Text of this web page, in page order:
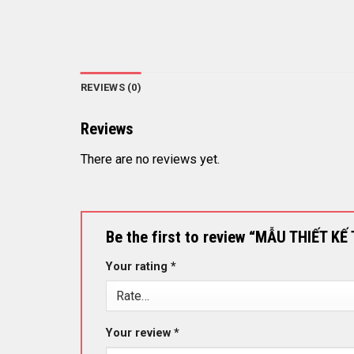
REVIEWS (0)
Reviews
There are no reviews yet.
Be the first to review “MẪU THIẾT KẾ
Your rating *
Your review *